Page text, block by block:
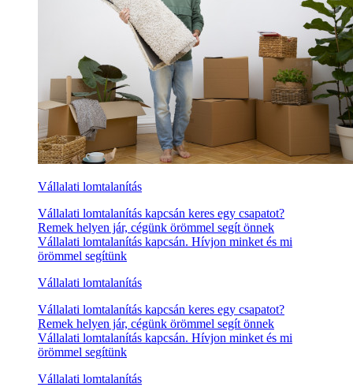
Vállalati lomtalanítás
Vállalati lomtalanítás kapcsán keres egy csapatot?
Remek helyen jár, cégünk örömmel segít önnek
Vállalati lomtalanítás kapcsán. Hívjon minket és mi
örömmel segítünk
Vállalati lomtalanítás
Vállalati lomtalanítás kapcsán keres egy csapatot?
Remek helyen jár, cégünk örömmel segít önnek
Vállalati lomtalanítás kapcsán. Hívjon minket és mi
örömmel segítünk
Vállalati lomtalanítás